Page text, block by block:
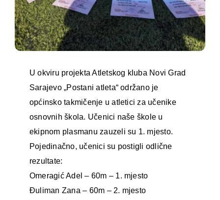
U okviru projekta Atletskog kluba Novi Grad
Sarajevo „Postani atleta“ održano je
općinsko takmičenje u atletici za učenike
osnovnih škola. Učenici naše škole u
ekipnom plasmanu zauzeli su 1. mjesto.
Pojedinačno, učenici su postigli odlične
rezultate:
Omeragić Adel – 60m – 1. mjesto
Đuliman Zana – 60m – 2. mjesto